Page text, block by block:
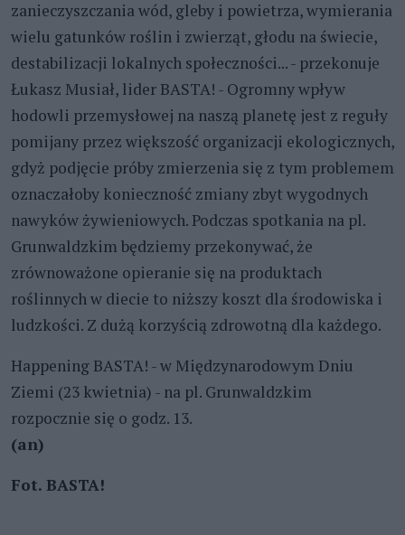
zanieczyszczania wód, gleby i powietrza, wymierania
wielu gatunków roślin i zwierząt, głodu na świecie,
destabilizacji lokalnych społeczności... - przekonuje
Łukasz Musiał, lider BASTA! - Ogromny wpływ
hodowli przemysłowej na naszą planetę jest z reguły
pomijany przez większość organizacji ekologicznych,
gdyż podjęcie próby zmierzenia się z tym problemem
oznaczałoby konieczność zmiany zbyt wygodnych
nawyków żywieniowych. Podczas spotkania na pl.
Grunwaldzkim będziemy przekonywać, że
zrównoważone opieranie się na produktach
roślinnych w diecie to niższy koszt dla środowiska i
ludzkości. Z dużą korzyścią zdrowotną dla każdego.
Happening BASTA! - w Międzynarodowym Dniu
Ziemi (23 kwietnia) - na pl. Grunwaldzkim
rozpocznie się o godz. 13.
(an)
Fot. BASTA!